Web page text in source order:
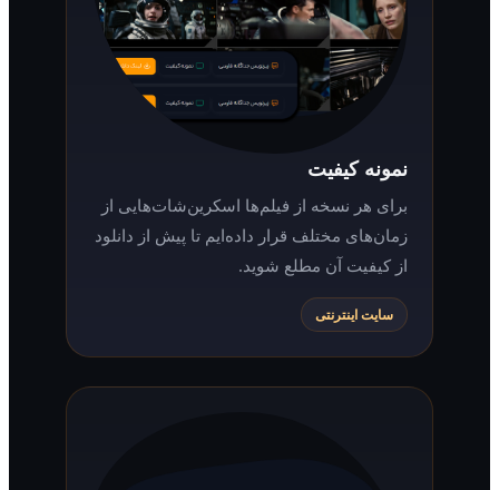
نمونه کیفیت
برای هر نسخه از فیلم‌ها اسکرین‌شات‌هایی از
زمان‌های مختلف قرار داده‌ایم تا پیش از دانلود
از کیفیت آن مطلع شوید.
سایت اینترنتی